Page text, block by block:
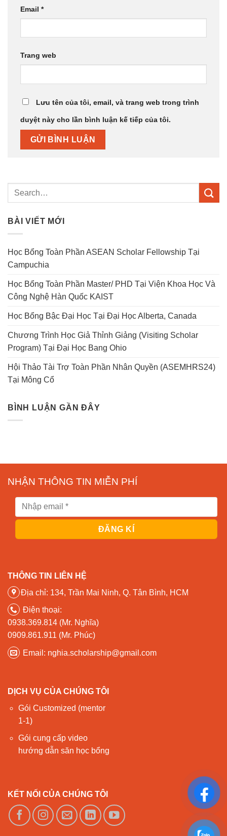
Email *
Trang web
Lưu tên của tôi, email, và trang web trong trình
duyệt này cho lần bình luận kế tiếp của tôi.
BÀI VIẾT MỚI
Học Bổng Toàn Phần ASEAN Scholar Fellowship Tại
Campuchia
Học Bổng Toàn Phần Master/ PHD Tại Viện Khoa Học Và
Công Nghệ Hàn Quốc KAIST
Học Bổng Bậc Đại Học Tại Đại Học Alberta, Canada
Chương Trình Học Giả Thỉnh Giảng (Visiting Scholar
Program) Tại Đại Học Bang Ohio
Hội Thảo Tài Trợ Toàn Phần Nhân Quyền (ASEMHRS24)
Tại Mông Cổ
BÌNH LUẬN GẦN ĐÂY
NHẬN THÔNG TIN MIỄN PHÍ
THÔNG TIN LIÊN HỆ
Địa chỉ: 134, Trần Mai Ninh, Q. Tân Bình, HCM
Điện thoại:
0938.369.814 (Mr. Nghĩa)
0909.861.911 (Mr. Phúc)
Email: nghia.scholarship@gmail.com
DỊCH VỤ CỦA CHÚNG TÔI
Gói Customized (mentor
1-1)
Gói cung cấp video
hướng dẫn săn học bổng
KẾT NỐI CỦA CHÚNG TÔI